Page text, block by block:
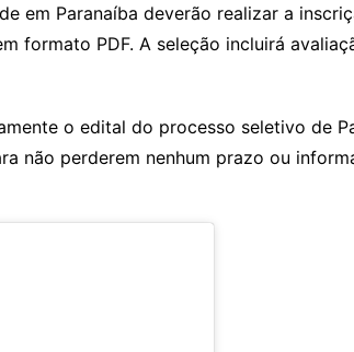
em Paranaíba deverão realizar a
formato PDF. A seleção incluirá
o edital do processo seletivo de
não perderem nenhum prazo ou